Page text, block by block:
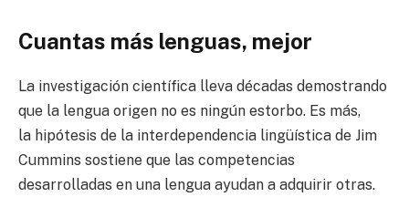
Cuantas más lenguas, mejor
La investigación científica lleva décadas demostrando
que la lengua origen no es ningún estorbo. Es más,
la hipótesis de la interdependencia lingüística de Jim
Cummins sostiene que las competencias
desarrolladas en una lengua ayudan a adquirir otras.